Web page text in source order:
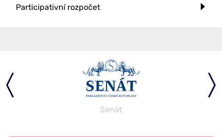
Participativní rozpočet
Senát